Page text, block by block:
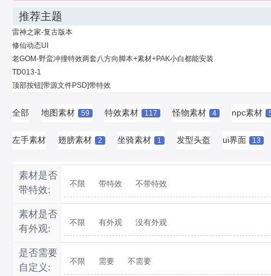
推荐主题
雷神之家-复古版本
修仙动态UI
老GOM-野蛮冲撞特效两套八方向脚本+素材+PAK小白都能安装
TD013-1
顶部按钮[带源文件PSD]带特效
全部 地图素材 59 特效素材 117 怪物素材 4 npc素材
左手素材 翅膀素材 2 坐骑素材 1 发型头盔 ui界面 13
素材是否
带特效:
不限 带特效 不带特效
素材是否
有外观:
不限 有外观 没有外观
是否需要
自定义:
不限 需要 不需要